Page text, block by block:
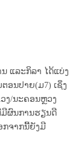
ລະກິລາ ໄດ້ແບ່ງ
ອນປາຍ(ມ7) ເຊິ່ງ
ງ/ນະຄອນຫຼວງ
ມີຜົນການຮຽນດີ
ກຈາກນີ້ຍັງມີ